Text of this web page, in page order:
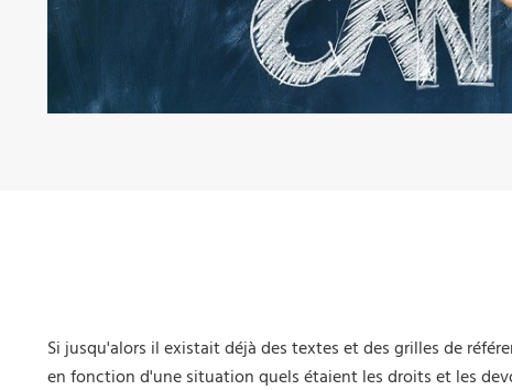
Si jusqu'alors il existait déjà des textes et des grilles de
en fonction d'une situation quels étaient les droits et les